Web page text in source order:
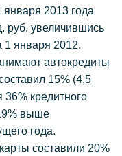
2013 года
руб, увеличившись
1 января 2012.
автокредиты
15% (4,5
36% кредитного
выше
года.
составили 20%